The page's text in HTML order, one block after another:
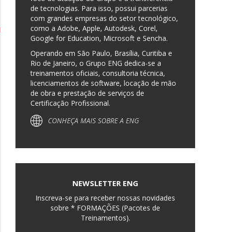
de tecnologias. Para isso, possui parcerias
com grandes empresas do setor tecnológico,
como a Adobe, Apple, Autodesk, Corel,
Google for Education, Microsoft e Sencha.
Operando em São Paulo, Brasília, Curitiba e
Rio de Janeiro, o Grupo ENG dedica-se a
treinamentos oficiais, consultoria técnica,
licenciamentos de software, locação de mão
de obra e prestação de serviços de
Certificação Profissional.
CONHEÇA MAIS SOBRE A ENG
NEWSLETTER ENG
Inscreva-se para receber nossas novidades
sobre * FORMAÇÕES (Pacotes de
Treinamentos).